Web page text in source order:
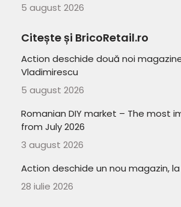
5 august 2026
Citește și BricoRetail.ro
Action deschide două noi
Vladimirescu
5 august 2026
Romanian DIY market – The most
from July 2026
3 august 2026
Action deschide un nou magazin,
28 iulie 2026